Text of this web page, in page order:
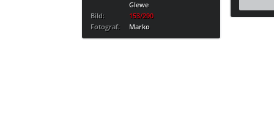
Glewe
Bild:
153/290
Fotograf:
Marko